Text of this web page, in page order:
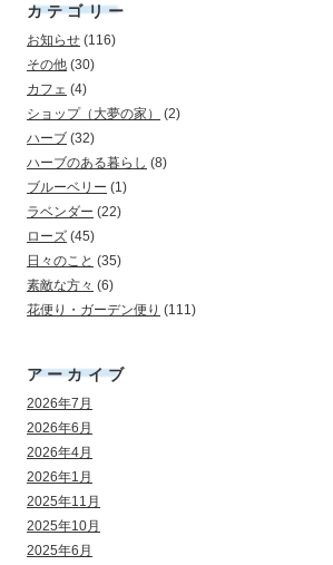
カテゴリー
お知らせ (116)
その他 (30)
カフェ (4)
ショップ（大夢の家）
(2)
ハーブ (32)
ハーブのある暮らし (8)
ブルーベリー (1)
ラベンダー (22)
ローズ (45)
日々のこと (35)
素敵な方々 (6)
花便り・ガーデン便り (111)
アーカイブ
2026年7月
2026年6月
2026年4月
2026年1月
2025年11月
2025年10月
2025年6月